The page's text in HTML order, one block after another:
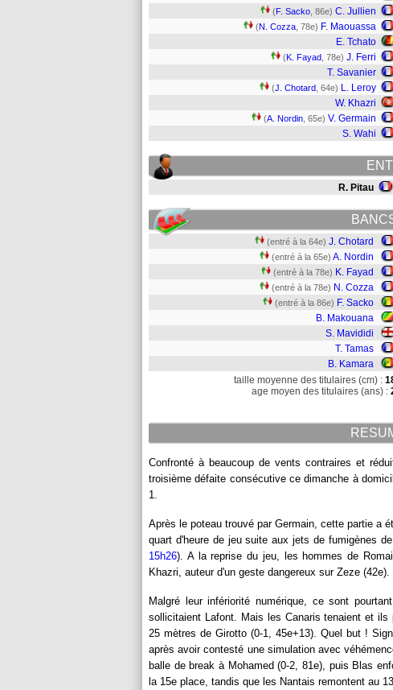
(F. Sacko , 86e) C. Jullien
(N. Cozza , 78e) F. Maouassa
E. Tchato
(K. Fayad , 78e) J. Ferri
T. Savanier
(J. Chotard , 64e) L. Leroy
W. Khazri
(A. Nordin , 65e) V. Germain
S. Wahi
R. Pitau
(entré à la 64e) J. Chotard
(entré à la 65e) A. Nordin
(entré à la 78e) K. Fayad
(entré à la 78e) N. Cozza
(entré à la 86e) F. Sacko
B. Makouana
S. Mavididi
T. Tamas
B. Kamara
taille moyenne des titulaires (cm) :
age moyen des titulaires (ans) :
Confronté à beaucoup de vents contraires et
troisième défaite consécutive ce dimanche à
1.
Après le poteau trouvé par Germain, cette partie a
quart d'heure de jeu suite aux jets de fumigènes
15h26). A la reprise du jeu, les hommes de
Khazri, auteur d'un geste dangereux sur Zeze (42e).
Malgré leur infériorité numérique, ce sont
sollicitaient Lafont. Mais les Canaris tenaient et
25 mètres de Girotto (0-1, 45e+13). Quel but !
après avoir contesté une simulation avec
balle de break à Mohamed (0-2, 81e), puis Blas
la 15e place, tandis que les Nantais remontent au